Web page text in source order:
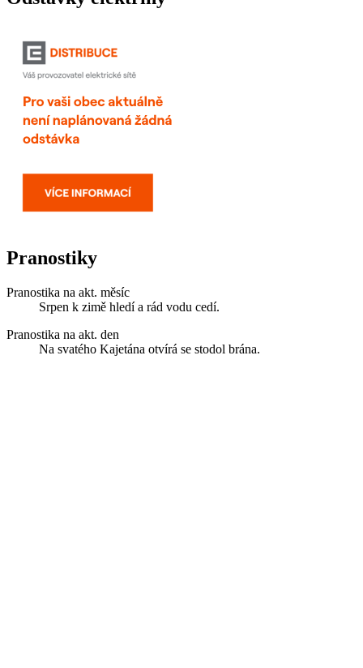
Pranostiky
Pranostika na akt. měsíc
Srpen k zimě hledí a rád vodu cedí.
Pranostika na akt. den
Na svatého Kajetána otvírá se stodol brána.